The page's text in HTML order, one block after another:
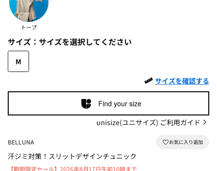
トープ
サイズ： サイズを選択してください
M
サイズを確認する
Find your size
unisize(ユニサイズ) ご利用ガイド
BELLUNA
汗ジミ対策！スリットデザインチュニック
【期間限定セール】2026年8月17日午前10時まで